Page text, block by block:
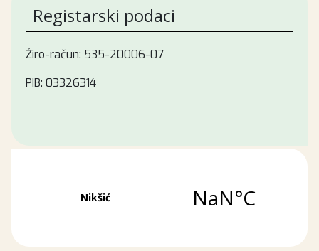
Registarski podaci
Žiro-račun: 535-20006-07
PIB: 03326314